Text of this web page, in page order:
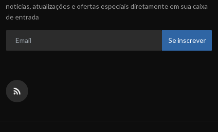
notícias, atualizações e ofertas especiais diretamente em sua caixa
de entrada
Se inscrever